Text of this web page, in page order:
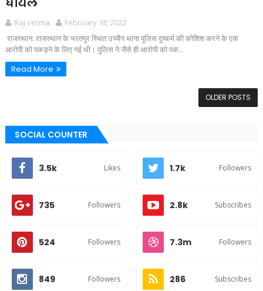
Raj verma
February 18, 2022
राजस्थान: राजस्थान के भरतपुर स्थित उच्चैन थाना पुलिस दुष्कर्म की कोशिश करने के एक
आरोपी को पकड़ने के लिए गई थी। पुलिस ने जैसे ही आरोपी को पक...
Read More
OLDER POSTS
SOCIAL COUNTER
3.5k Likes 1.7k Followers
735 Followers 2.8k Subscribes
524 Followers 7.3m Followers
849 Followers 286 Subscribes